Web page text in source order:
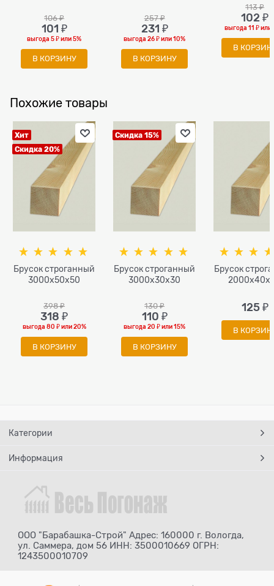
106 ₽
101 ₽
выгода5 ₽или5%
В КОРЗИНУ
257 ₽
231 ₽
выгода26 ₽или10%
В КОРЗИНУ
113 ₽
102 ₽
выгода11 ₽или
В
Похожие товары
Хит
Скидка 20%
Брусок строганный
3000x50х50
398 ₽
318 ₽
выгода 80 ₽или20%
В КОРЗИНУ
Скидка 15%
Брусок строганный
3000x30x30
130 ₽
110 ₽
выгода20 ₽или15%
В КОРЗИНУ
Брусок
125 ₽
В
Категории
Информация
ООО "Барабашка-Строй" Адрес: 160000 г. Вологда,
ул. Саммера, дом 56 ИНН: 3500010669 ОГРН:
1243500010709